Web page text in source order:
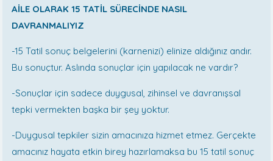
AİLE OLARAK 15 TATİL SÜRECİNDE NASIL
DAVRANMALIYIZ
-15 Tatil sonuç belgelerini (karnenizi) elinize aldığınız andır.
Bu sonuçtur. Aslında sonuçlar için yapılacak ne vardır?
-Sonuçlar için sadece duygusal, zihinsel ve davranışsal
tepki vermekten başka bir şey yoktur.
-Duygusal tepkiler sizin amacınıza hizmet etmez. Gerçekte
amacınız hayata etkin birey hazırlamaksa bu 15 tatil sonuç